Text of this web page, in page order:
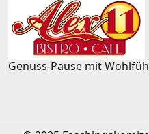
Genuss-Pause mit